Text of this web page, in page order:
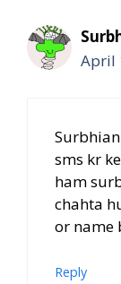
April
sms kr
ham
chahta
or name
Reply